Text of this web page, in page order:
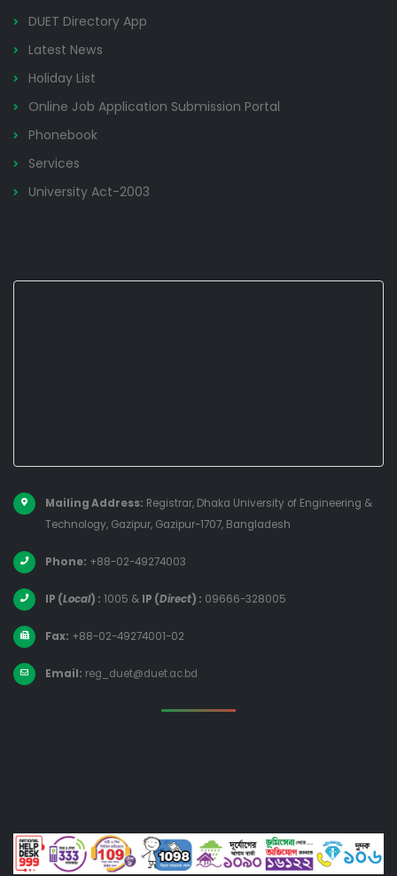
DUET Directory App
Latest News
Holiday List
Online Job Application Submission Portal
Phonebook
Services
University Act-2003
Mailing Address: Registrar, Dhaka University of Engineering &
Technology, Gazipur, Gazipur-1707, Bangladesh
Phone: +88-02-49274003
IP (Local) : 1005 & IP (Direct) : 09666-328005
Fax: +88-02-49274001-02
Email: reg_duet@duet.ac.bd